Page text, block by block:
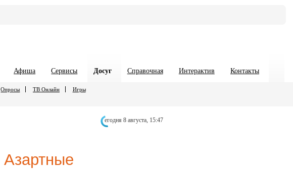
Афиша Сервисы Досуг Справочная Интерактив Контакты
Опросы ТВ Онлайн Игры
егодня 8 августа, 15:47
Азартные